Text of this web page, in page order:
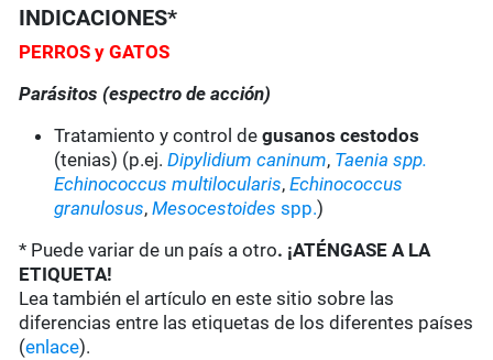
INDICACIONES*
PERROSy GATOS
Parásitos (espectro de acción)
Tratamiento y control degusanos cestodos
(tenias) (p.ej.Dipylidium caninum, Taenia spp.
Echinococcus multilocularis,Echinococcus
granulosus,Mesocestoidesspp.)
* Puede variar de un país a otro. ¡ATÉNGASE A LA
ETIQUETA!
Lea también el artículo en este sitio sobre las
diferencias entre las etiquetas de los diferentes países
(enlace).